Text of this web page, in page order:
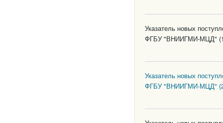
Указатель новых
ФГБУ "ВНИИГМИ-МЦД" (1
Указатель новых
ФГБУ "ВНИИГМИ-МЦД" (2